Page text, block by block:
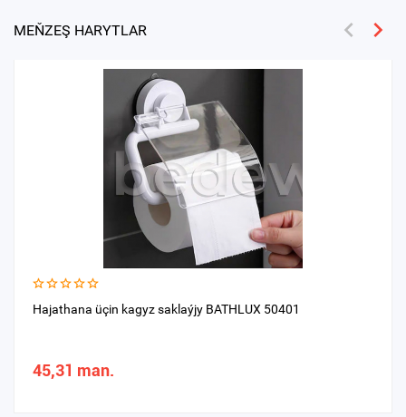
MEŇZEŞ HARYTLAR
Hajathana üçin kagyz saklaýjy BATHLUX 50401
45,31 man.